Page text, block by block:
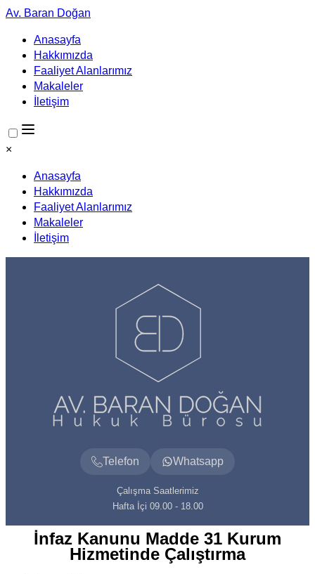
Av. Baran Doğan
Anasayfa
Hakkımızda
Faaliyet Alanlarımız
Makaleler
İletişim
×
Anasayfa
Hakkımızda
Faaliyet Alanlarımız
Makaleler
İletişim
Telefon Whatsapp
Çalışma Saatlerimiz
Hafta İçi 09.00 - 18.00
İnfaz Kanunu Madde 31 Kurum
Hizmetinde Çalıştırma